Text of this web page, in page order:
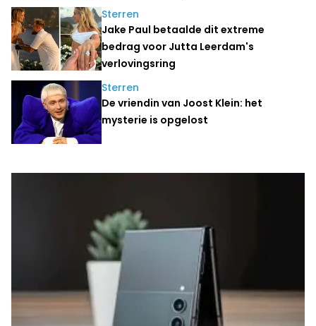
Sterren
Jake Paul betaalde dit extreme
bedrag voor Jutta Leerdam's
verlovingsring
Sterren
De vriendin van Joost Klein: het
mysterie is opgelost
Laatste nieuws